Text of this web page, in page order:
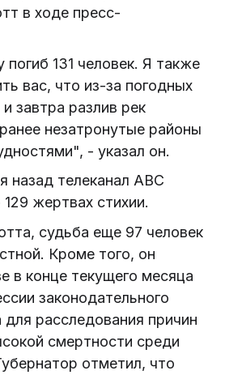
в ходе пресс-
131 человек. Я также
вас, что из-за погодных
завтра разлив рек
незатронутые районы
- указал он.
назад телеканал ABC
жертвах стихии.
судьба еще 97 человек
Кроме того, он
в конце текущего месяца
законодательного
для расследования причин
смертности среди
отметил, что